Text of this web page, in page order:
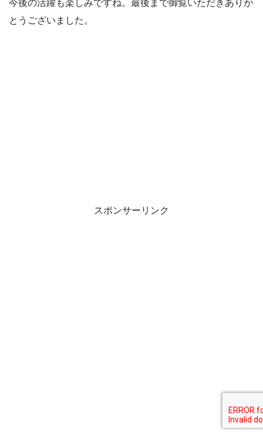
今後の活躍も楽しみですね。最後まで御覧いただきありが
とうございました。
スポンサーリンク